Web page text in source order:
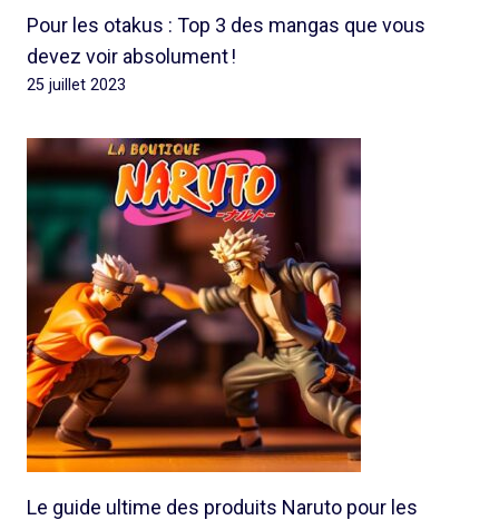
Pour les otakus : Top 3 des mangas que vous
devez voir absolument !
25 juillet 2023
Le guide ultime des produits Naruto pour les